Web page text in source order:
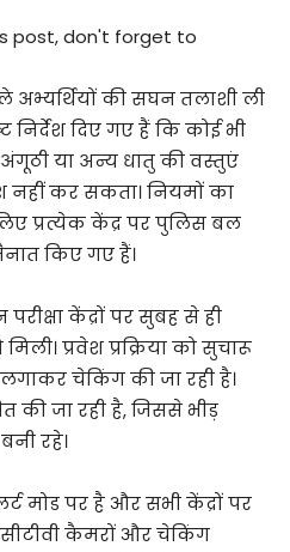
post, don't forget to
अभ्यर्थियों की सघन तलाशी ली
निर्देश दिए गए हैं कि कोई भी
या अन्य धातु की वस्तुएं
नहीं कर सकता। नियमों का
प्रत्येक केंद्र पर पुलिस बल
किए गए हैं।
केंद्रों पर सुबह से ही
प्रवेश प्रक्रिया को सुचारू
चेकिंग की जा रही है।
की जा रही है, जिससे भीड़
रहे।
मोड पर है और सभी केंद्रों पर
कैमरों और चेकिंग